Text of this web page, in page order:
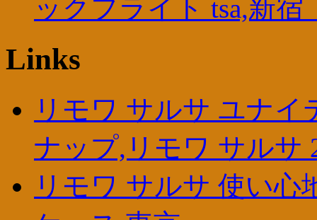
ックフライト tsa,新宿
Links
リモワ サルサ ユナ
ナップ,リモワ サルサ
リモワ サルサ 使い心